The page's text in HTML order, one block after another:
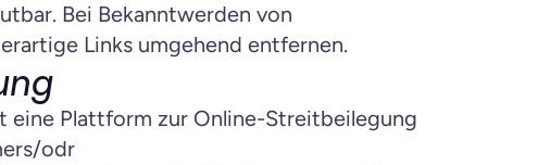
Bei Bekanntwerden von
Links umgehend entfernen.
eine Plattform zur Online-Streitbeilegung
odr